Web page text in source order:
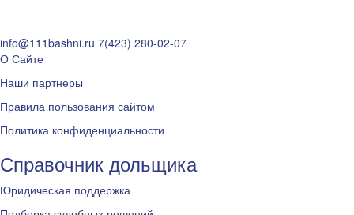
info@111bashni.ru 7(423) 280-02-07
О Сайте
Наши партнеры
Правила пользования сайтом
Политика конфиденциальности
Справочник дольщика
Юридическая поддержка